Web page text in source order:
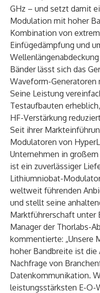
GHz – und setzt damit
Modulation mit hoher
Kombination von
Einfügedämpfung und
Bänder lässt sich das
Waveform-Generatoren
Seine Leistung
Testaufbauten
HF-Verstärkung
Seit ihrer
Modulatoren von
Unternehmen in
ist ein zuverlässiger
Lithiumniobat-
weltweit führenden
und stellt seine
Marktführerschaft unter
Manager der Thorlabs-
kommentierte: „Unsere
hoher Bandbreite ist
Nachfrage von
Datenkommunikation.
leistungsstärksten E-O-